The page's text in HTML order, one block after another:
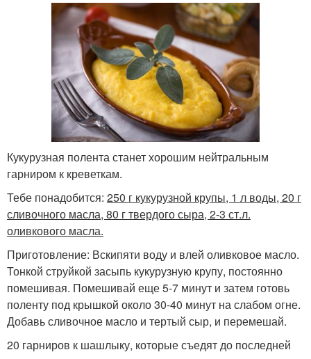
Кукурузная полента станет хорошим нейтральным
гарниром к креветкам.
Тебе понадобится: 250 г кукурузной крупы, 1 л воды, 20 г
сливочного масла, 80 г твердого сыра, 2-3 ст.л.
оливкового масла.
Приготовление: Вскипяти воду и влей оливковое масло.
Тонкой струйкой засыпь кукурузную крупу, постоянно
помешивая. Помешивай еще 5-7 минут и затем готовь
поленту под крышкой около 30-40 минут на слабом огне.
Добавь сливочное масло и тертый сыр, и перемешай.
20 гарниров к шашлыку, которые съедят до последней